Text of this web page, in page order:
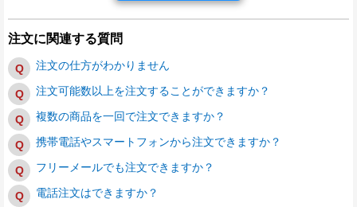
注文に関連する質問
注文の仕方がわかりません
注文可能数以上を注文することができますか？
複数の商品を一回で注文できますか？
携帯電話やスマートフォンから注文できますか？
フリーメールでも注文できますか？
電話注文はできますか？